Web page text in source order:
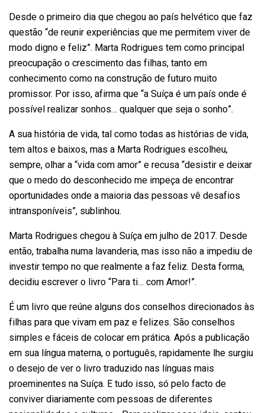
Desde o primeiro dia que chegou ao país helvético que faz
questão “de reunir experiências que me permitem viver de
modo digno e feliz”. Marta Rodrigues tem como principal
preocupação o crescimento das filhas, tanto em
conhecimento como na construção de futuro muito
promissor. Por isso, afirma que “a Suíça é um país onde é
possível realizar sonhos… qualquer que seja o sonho”.
A sua história de vida, tal como todas as histórias de vida,
tem altos e baixos, mas a Marta Rodrigues escolheu,
sempre, olhar a “vida com amor” e recusa “desistir e deixar
que o medo do desconhecido me impeça de encontrar
oportunidades onde a maioria das pessoas vê desafios
intransponíveis”, sublinhou.
Marta Rodrigues chegou à Suíça em julho de 2017. Desde
então, trabalha numa lavanderia, mas isso não a impediu de
investir tempo no que realmente a faz feliz. Desta forma,
decidiu escrever o livro “Para ti… com Amor!”.
É um livro que reúne alguns dos conselhos direcionados às
filhas para que vivam em paz e felizes. São conselhos
simples e fáceis de colocar em prática. Após a publicação
em sua língua materna, o português, rapidamente lhe surgiu
o desejo de ver o livro traduzido nas línguas mais
proeminentes na Suíça. E tudo isso, só pelo facto de
conviver diariamente com pessoas de diferentes